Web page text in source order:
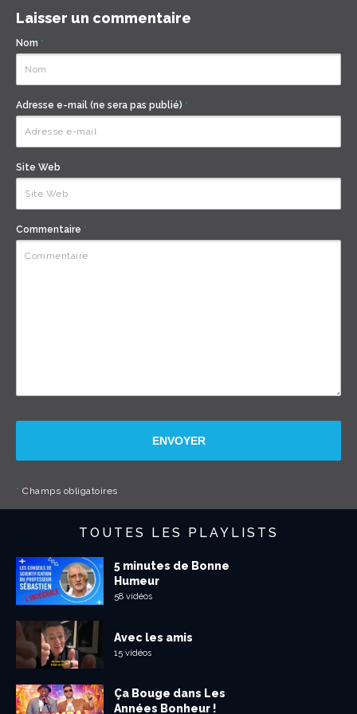
Laisser un commentaire
Nom *
Adresse e-mail (ne sera pas publié) *
Site Web
Commentaire *
ENVOYER
* Champs obligatoires
TOUTES LES PLAYLISTS
5 minutes de Bonne
Humeur
58 vidéos
Avec les amis
15 vidéos
Ça Bouge dans Les
Années Bonheur !